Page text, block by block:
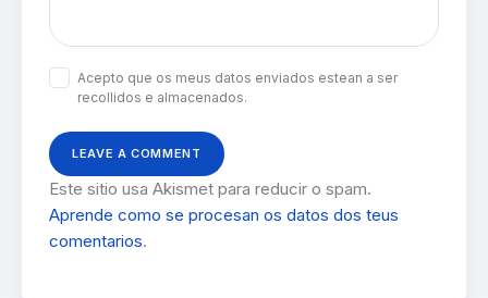
Acepto que os meus datos enviados estean a ser
recollidos e almacenados.
Este sitio usa Akismet para reducir o spam.
Aprende como se procesan os datos dos teus
comentarios.